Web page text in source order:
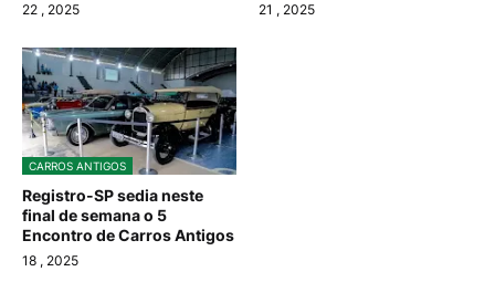
22 , 2025 21 , 2025
CARROS ANTIGOS
Registro-SP sedia neste
final de semana o 5
Encontro de Carros Antigos
18 , 2025